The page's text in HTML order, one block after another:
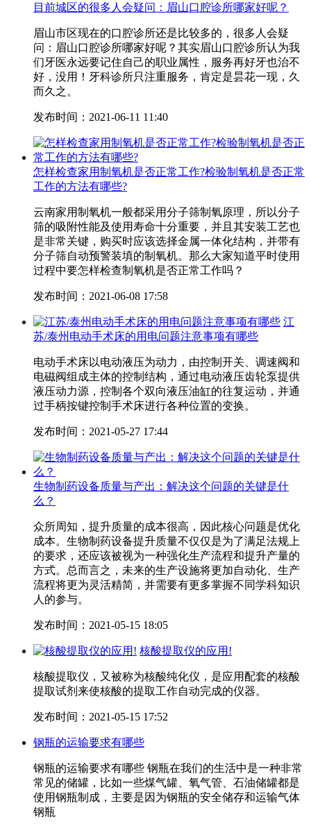
目前城区的很多人会疑问：眉山口腔诊所哪家好呢？
眉山市区现在的口腔诊所还是比较多的，很多人会疑
问：眉山口腔诊所哪家好呢？其实眉山口腔诊所认为我
们牙医永远要记住自己的职业属性，服务再好牙也治不
好，没用！牙科诊所只注重服务，肯定是昙花一现，久
而久之。
发布时间：2021-06-11 11:40
怎样检查家用制氧机是否正常工作?检验制氧机是否正常
工作的方法有哪些?
云南家用制氧机一般都采用分子筛制氧原理，所以分子
筛的吸附性能及使用寿命十分重要，并且其安装工艺也
是非常关键，购买时应该选择金属一体化结构，并带有
分子筛自动预警装填的制氧机。那么大家知道平时使用
过程中要怎样检查制氧机是否正常工作吗？
发布时间：2021-06-08 17:58
江
苏/泰州电动手术床的用电问题注意事项有哪些
电动手术床以电动液压为动力，由控制开关、调速阀和
电磁阀组成主体的控制结构，通过电动液压齿轮泵提供
液压动力源，控制各个双向液压油缸的往复运动，并通
过手柄按键控制手术床进行各种位置的变换。
发布时间：2021-05-27 17:44
生物制药设备质量与产出：解决这个问题的关键是什
么？
众所周知，提升质量的成本很高，因此核心问题是优化
成本。生物制药设备提升质量不仅仅是为了满足法规上
的要求，还应该被视为一种强化生产流程和提升产量的
方式。总而言之，未来的生产设施将更加自动化、生产
流程将更为灵活精简，并需要有更多掌握不同学科知识
人的参与。
发布时间：2021-05-15 18:05
核酸提取仪的应用!
核酸提取仪，又被称为核酸纯化仪，是应用配套的核酸
提取试剂来使核酸的提取工作自动完成的仪器。
发布时间：2021-05-15 17:52
钢瓶的运输要求有哪些
钢瓶的运输要求有哪些 钢瓶在我们的生活中是一种非常
常见的储罐，比如一些煤气罐、氧气管、石油储罐都是
使用钢瓶制成，主要是因为钢瓶的安全储存和运输气体
钢瓶